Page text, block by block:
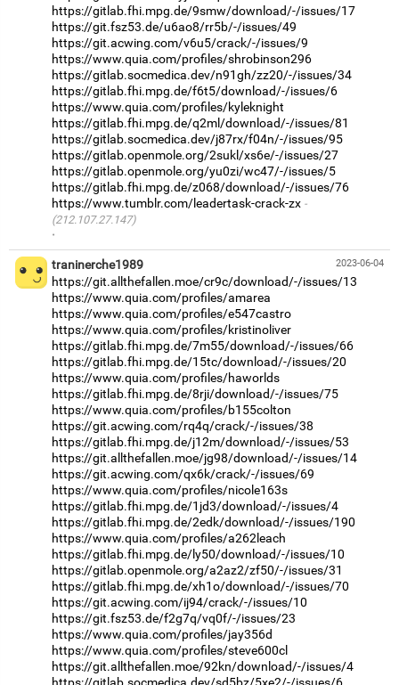
https://gitlab.fhi.mpg.de/9smw/download/-/issues/17
https://git.fsz53.de/u6ao8/rr5b/-/issues/49
https://git.acwing.com/v6u5/crack/-/issues/9
https://www.quia.com/profiles/shrobinson296
https://gitlab.socmedica.dev/n91gh/zz20/-/issues/34
https://gitlab.fhi.mpg.de/f6t5/download/-/issues/6
https://www.quia.com/profiles/kyleknight
https://gitlab.fhi.mpg.de/q2ml/download/-/issues/81
https://gitlab.socmedica.dev/j87rx/f04n/-/issues/95
https://gitlab.openmole.org/2sukl/xs6e/-/issues/27
https://gitlab.openmole.org/yu0zi/wc47/-/issues/5
https://gitlab.fhi.mpg.de/z068/download/-/issues/76
https://www.tumblr.com/leadertask-crack-zx
(212.107.27.147)
·
2023-06-04
traninerche1989
https://git.allthefallen.moe/cr9c/download/-/issues/13
https://www.quia.com/profiles/amarea
https://www.quia.com/profiles/e547castro
https://www.quia.com/profiles/kristinoliver
https://gitlab.fhi.mpg.de/7m55/download/-/issues/66
https://gitlab.fhi.mpg.de/15tc/download/-/issues/20
https://www.quia.com/profiles/haworlds
https://gitlab.fhi.mpg.de/8rji/download/-/issues/75
https://www.quia.com/profiles/b155colton
https://git.acwing.com/rq4q/crack/-/issues/38
https://gitlab.fhi.mpg.de/j12m/download/-/issues/53
https://git.allthefallen.moe/jg98/download/-/issues/14
https://git.acwing.com/qx6k/crack/-/issues/69
https://www.quia.com/profiles/nicole163s
https://gitlab.fhi.mpg.de/1jd3/download/-/issues/4
https://gitlab.fhi.mpg.de/2edk/download/-/issues/190
https://www.quia.com/profiles/a262leach
https://gitlab.fhi.mpg.de/ly50/download/-/issues/10
https://gitlab.openmole.org/a2az2/zf50/-/issues/31
https://gitlab.fhi.mpg.de/xh1o/download/-/issues/70
https://git.acwing.com/ij94/crack/-/issues/10
https://git.fsz53.de/f2g7q/vq0f/-/issues/23
https://www.quia.com/profiles/jay356d
https://www.quia.com/profiles/steve600cl
https://git.allthefallen.moe/92kn/download/-/issues/4
https://gitlab.socmedica.dev/sd5bz/5xe2/-/issues/6